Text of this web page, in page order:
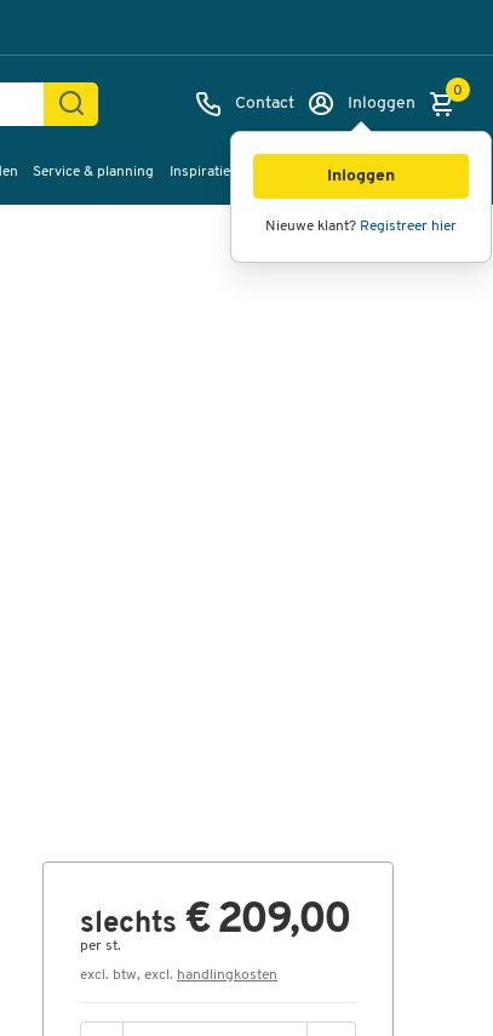
Contact Inloggen
Inloggen
Nieuwe klant? Registreer hier
0
Service & planning Inspiratie
slechts € 209,00
per st.
excl. btw, excl. handlingkosten
Video's
360°
weergave